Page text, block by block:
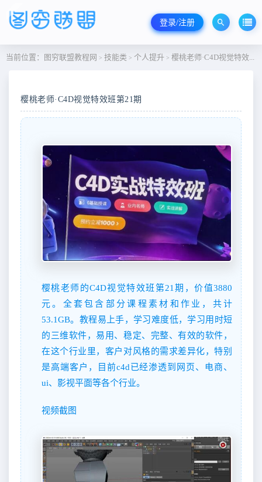
登录/注册
当前位置： 图穷联盟教程网 > 技能类 > 个人提升 > 樱桃老师·C4D视觉特效班第21期
樱桃老师·C4D视觉特效班第21期
樱桃老师的C4D视觉特效班第21期，价值3880
元。全套包含部分课程素材和作业，共计
53.1GB。教程易上手，学习难度低，学习用时短
的三维软件，易用、稳定、完整、有效的软件，
在这个行业里，客户对风格的需求差异化，特别
是高端客户，目前c4d已经渗透到网页、电商、
ui、影视平面等各个行业。
视频截图